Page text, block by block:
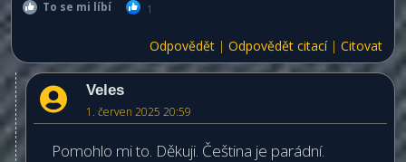
To se mi líbí 1
Odpovědět | Odpovědět citací| Citovat
Veles
1. červen 2025 20:59
Pomohlo mi to. Děkuji. Čeština je parádní.